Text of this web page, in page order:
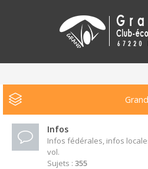
Infos
Infos fédérales, infos
vol.
Sujets : 355